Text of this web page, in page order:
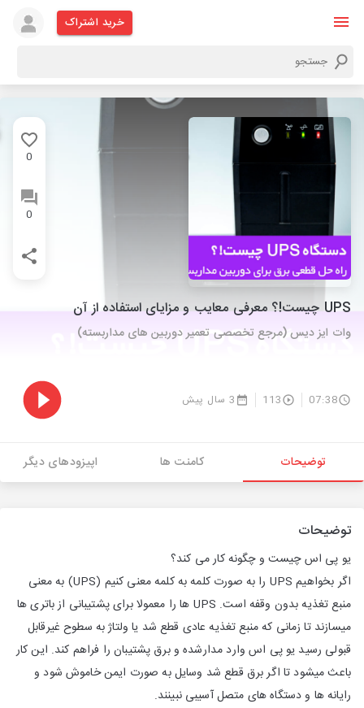
خرید اشتراک
0
0
UPS چیست!؟ معرفی معایب و مزایای استفاده از آن
وات ایز دیس (مرجع تخصصی تعمیر دوربین های مداربسته)
07:38
113 3 سال پیش
توضیحات کامنت ها اپیزودهای دیگر
توضیحات
یو پی اس چیست و چگونه کار می کند؟
اگر بخواهیم UPS را به صورت کلمه به کلمه معنی کنیم (UPS) به معنی
منبع تغذیه بدون وقفه است. UPS ها را معمولا برای پشتیبانی از باتری ها
میسازند تا زمانی که منبع تغذیه عادی قطع شد یا ولتاژ به سطوح غیرقابل
قبولی رسید یو پی اس وارد مدارشده و برق پشتیبان را فراهم کند. این کار
باعث میشود تا اگر برق قطع شد وسایل به صورت ایمن خاموش شود و
رایانه ها و دستگاه های متصل آسیبی نبینند.